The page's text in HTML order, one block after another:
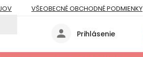
VŠEOBECNÉ OBCHODNÉ PODMIENKY
COOKIES
Prihlásenie